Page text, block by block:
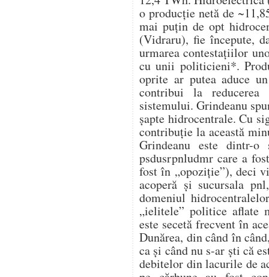
o producție netă de
mai puțin de opt
(Vidraru), fie începute,
urmarea contestațiilor
cu unii politicieni*.
oprite ar putea aduce
contribui la
sistemului. Grindeanu
șapte hidrocentrale. Cu
contribuție la această
Grindeanu este dintr-
psdusrpnludmr care a
fost în „opoziție”), deci
acoperă și sucursala
domeniul
„ielitele” politice aflate
este secetă frecvent în
Dunărea, din când în
ca și când nu s-ar ști că
debitelor din lacurile de